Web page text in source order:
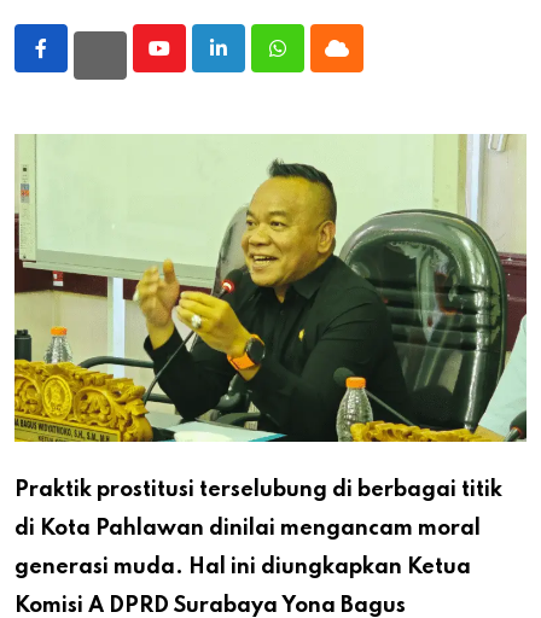
YoutubeLinkedInWhatsappCloud
Praktik prostitusi terselubung di berbagai titik
di Kota Pahlawan dinilai mengancam moral
generasi muda. Hal ini diungkapkan Ketua
Komisi A DPRD Surabaya Yona Bagus